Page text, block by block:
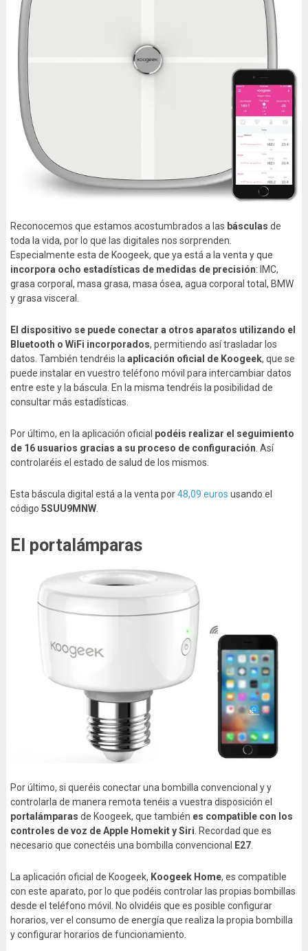
Reconocemos que estamos acostumbrados a las básculas de
toda la vida, por lo que las digitales nos sorprenden.
Especialmente esta de Koogeek, que ya está a la venta y que
incorpora ocho estadísticas de medidas de precisión: IMC,
grasa corporal, masa grasa, masa ósea, agua corporal total, BMW
y grasa visceral.
El dispositivo se puede conectar a otros aparatos utilizando el
Bluetooth o WiFi incorporados, permitiendo así trasladar los
datos. También tendréis la aplicación oficial de Koogeek, que se
puede instalar en vuestro teléfono móvil para intercambiar datos
entre este y la báscula. En la misma tendréis la posibilidad de
consultar más estadísticas.
Por último, en la aplicación oficial podéis realizar el seguimiento
de 16 usuarios gracias a su proceso de configuración . Así
controlaréis el estado de salud de los mismos.
Esta báscula digital está a la venta por48,09 euros usando el
código 5SUU9MNW.
El portalámparas
Por último, si queréis conectar una bombilla convencional y y
controlarla de manera remota tenéis a vuestra disposición el
portalámparas de Koogeek, que también es compatible con los
controles de voz de Apple Homekit y Siri . Recordad que es
necesario que conectéis una bombilla convencional
E27.
La aplicación oficial de Koogeek, Koogeek Home, es compatible
con este aparato, por lo que podéis controlar las propias bombillas
desde el teléfono móvil. No olvidéis que es posible configurar
horarios, ver el consumo de energía que realiza la propia bombilla
y configurar horarios de funcionamiento.